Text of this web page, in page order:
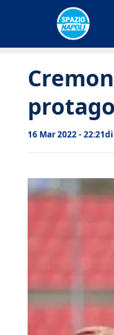
16 Mar 2022 - 22:21di